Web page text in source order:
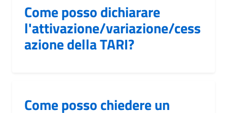
Come posso dichiarare
l'attivazione/variazione/cess
azione della TARI?
Come posso chiedere un